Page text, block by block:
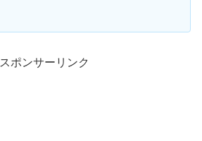
スポンサーリンク